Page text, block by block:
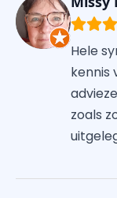
Hele
kennis
zoals